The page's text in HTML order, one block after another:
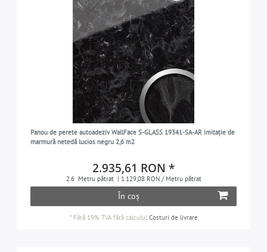
Panou de perete autoadeziv WallFace S-GLASS 19341-SA-AR imitație de
marmură netedă lucios negru 2,6 m2
2.935,61 RON *
2.6 Metru pătrat | 1.129,08 RON / Metru pătrat
În coș
* Fără 19% TVAfără calculul Costuri de livrare